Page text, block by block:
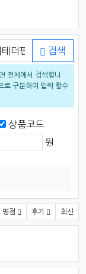
검색
전체에서 검색합니
로 구분하여 입력 할수
상품코드
원
평점 후기 최신